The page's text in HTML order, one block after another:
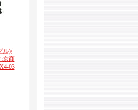
ル)/
京商
03